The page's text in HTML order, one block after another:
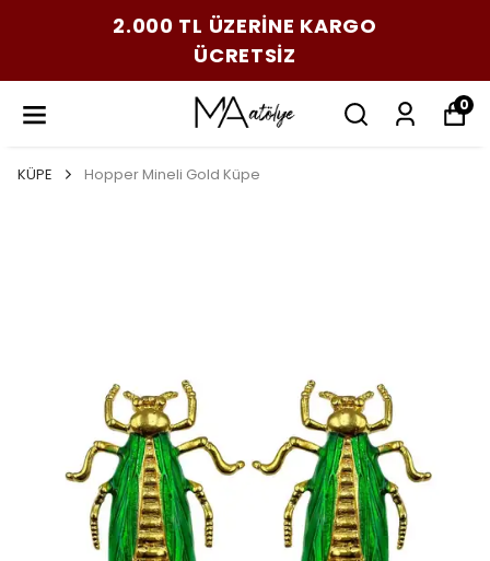
2.000 TL ÜZERİNE KARGO
ÜCRETSİZ
0
KÜPE Hopper Mineli Gold Küpe